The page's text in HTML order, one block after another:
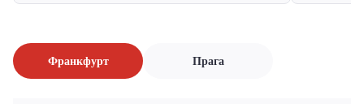
Франкфурт Прага